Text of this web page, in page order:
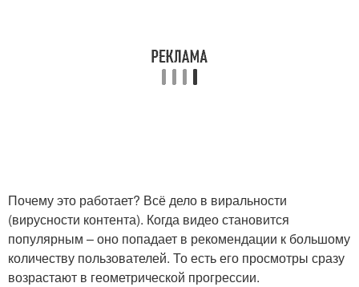
Почему это работает? Всё дело в виральности
(вирусности контента). Когда видео становится
популярным – оно попадает в рекомендации к большому
количеству пользователей. То есть его просмотры сразу
возрастают в геометрической прогрессии.